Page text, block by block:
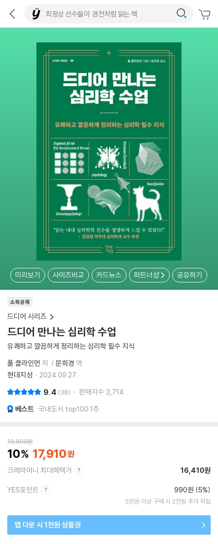
미리보기 사이즈비교 카드뉴스 파트너샵 공유하기
소득공제
드디어 시리즈
드디어 만나는 심리학 수업
유쾌하고 깔끔하게 정리하는 심리학 필수 지식
폴 클라인먼 저 문희경 역
현대지성
2024.09.27.
9.4 38 판매지수 3,714
베스트 국내도서 top100 1주
19,900원
10 17,910
크레마머니 최대혜택가 16,410원
YES포인트 990원 (5%)
5만원 이상 구매 시 2천원 추가 적립
앱 다운 시 1천원 상품권